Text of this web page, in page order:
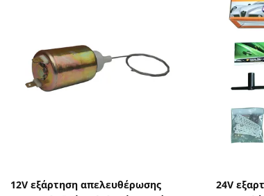
12V εξάρτηση απελευθέρωσης
24V